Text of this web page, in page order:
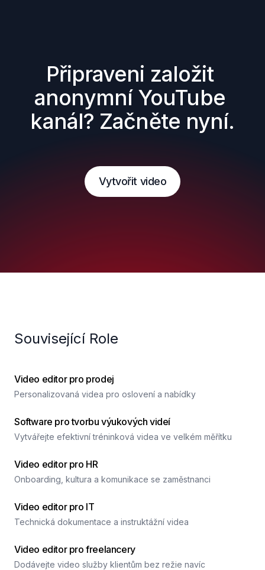
Připraveni založit
anonymní YouTube
kanál? Začněte nyní.
Vytvořit video
Související Role
Video editor pro prodej
Personalizovaná videa pro oslovení a nabídky
Software pro tvorbu výukových videí
Vytvářejte efektivní tréninková videa ve velkém měřítku
Video editor pro HR
Onboarding, kultura a komunikace se zaměstnanci
Video editor pro IT
Technická dokumentace a instruktážní videa
Video editor pro freelancery
Dodávejte video služby klientům bez režie navíc